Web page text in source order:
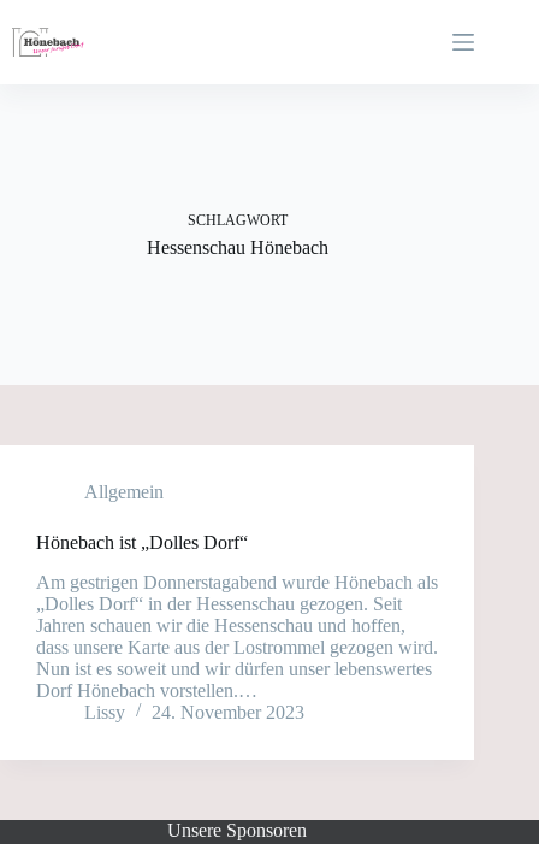
Inhalt
springen
SCHLAGWORT
Hessenschau Hönebach
Allgemein
Hönebach ist „Dolles Dorf“
Am gestrigen Donnerstagabend wurde Hönebach als
„Dolles Dorf“ in der Hessenschau gezogen. Seit
Jahren schauen wir die Hessenschau und hoffen,
dass unsere Karte aus der Lostrommel gezogen wird.
Nun ist es soweit und wir dürfen unser lebenswertes
Dorf Hönebach vorstellen.…
Lissy
24. November 2023
Unsere Sponsoren